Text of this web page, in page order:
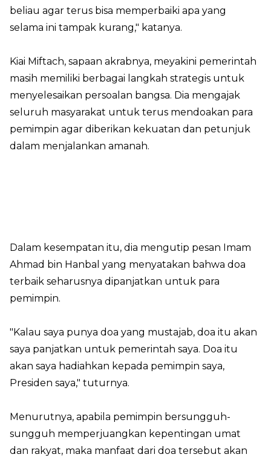
beliau agar terus bisa memperbaiki apa yang
selama ini tampak kurang," katanya.
Kiai Miftach, sapaan akrabnya, meyakini pemerintah
masih memiliki berbagai langkah strategis untuk
menyelesaikan persoalan bangsa. Dia mengajak
seluruh masyarakat untuk terus mendoakan para
pemimpin agar diberikan kekuatan dan petunjuk
dalam menjalankan amanah.
Dalam kesempatan itu, dia mengutip pesan Imam
Ahmad bin Hanbal yang menyatakan bahwa doa
terbaik seharusnya dipanjatkan untuk para
pemimpin.
"Kalau saya punya doa yang mustajab, doa itu akan
saya panjatkan untuk pemerintah saya. Doa itu
akan saya hadiahkan kepada pemimpin saya,
Presiden saya," tuturnya.
Menurutnya, apabila pemimpin bersungguh-
sungguh memperjuangkan kepentingan umat
dan rakyat, maka manfaat dari doa tersebut akan